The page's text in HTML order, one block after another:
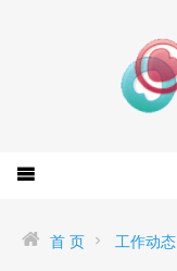
首 页 工作动态